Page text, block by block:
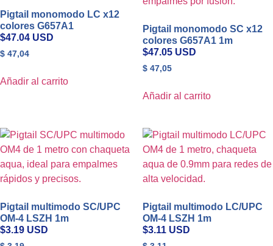
Pigtail monomodo LC x12
colores G657A1
$47.04 USD
$ 47,04
Añadir al carrito
Pigtail monomodo SC x12
colores G657A1 1m
$47.05 USD
$ 47,05
Añadir al carrito
Pigtail multimodo SC/UPC
OM-4 LSZH 1m
$3.19 USD
Pigtail multimodo LC/UPC
OM-4 LSZH 1m
$3.11 USD